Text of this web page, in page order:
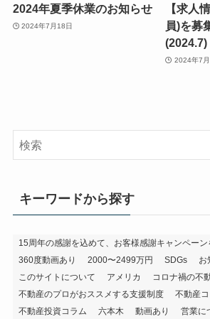
2024年夏季休業のお知らせ
2024年7月18日
【求人
員)を募
(2024.7)
2024年7
キーワードから探す
15周年の感謝を込めて、お客様感謝キャンペーン
360度動画あり
2000〜2499万円 SDGs
お
このサイトについて
アメリカ
コロナ禍の不
不動産のプロがおススメする支援制度
不動産
不動産投資コラム
六本木 動画あり 営業に